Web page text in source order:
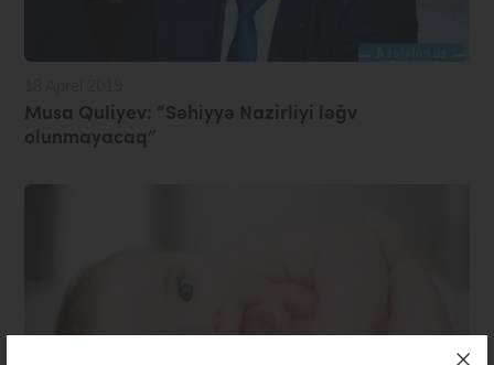
Musa Quliyev: “Səhiyyə Nazirliyi ləğv
olunmayacaq”